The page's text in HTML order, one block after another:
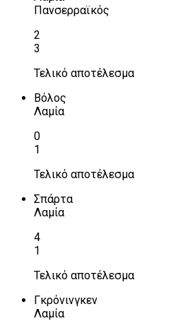
Πανσερραϊκός
2
3
Τελικό αποτέλεσμα
Βόλος
Λαμία
0
1
Τελικό αποτέλεσμα
Σπάρτα
Λαμία
4
1
Τελικό αποτέλεσμα
Γκρόνινγκεν
Λαμία